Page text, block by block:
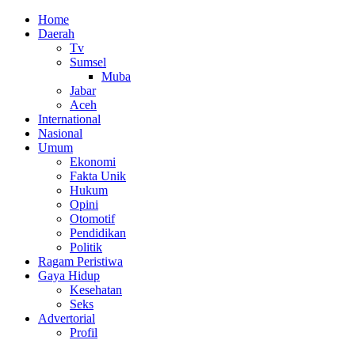
Home
Daerah
Tv
Sumsel
Muba
Jabar
Aceh
International
Nasional
Umum
Ekonomi
Fakta Unik
Hukum
Opini
Otomotif
Pendidikan
Politik
Ragam Peristiwa
Gaya Hidup
Kesehatan
Seks
Advertorial
Profil